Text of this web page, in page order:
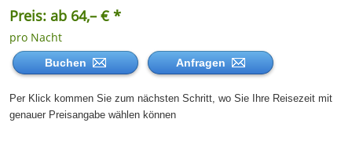
Preis: ab 64,– € *
pro Nacht
Buchen Anfragen
Per Klick kommen Sie zum nächsten Schritt, wo Sie Ihre Reisezeit mit
genauer Preisangabe wählen können